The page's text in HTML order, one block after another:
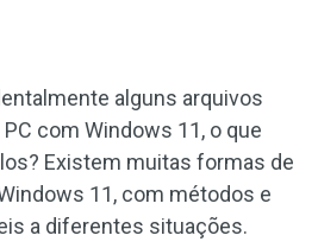
alguns arquivos
com Windows 11, o que
Existem muitas formas de
11, com métodos e
a diferentes situações.